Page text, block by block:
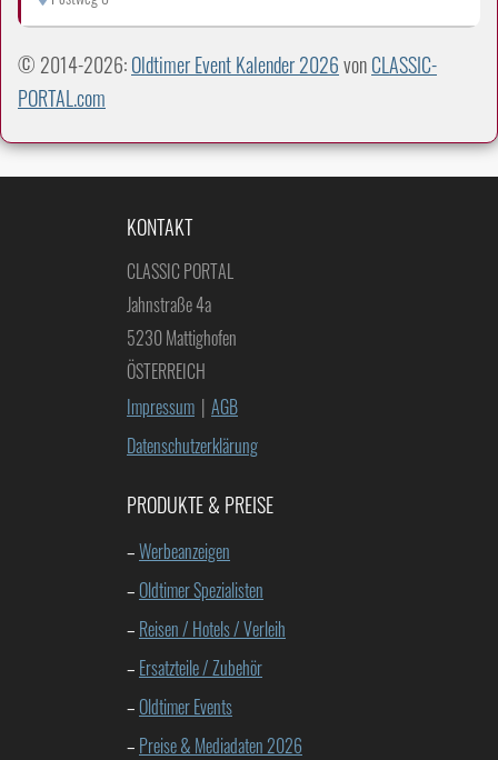
© 2014-2026:Oldtimer Event Kalender 2026vonCLASSIC-
PORTAL.com
KONTAKT
CLASSIC PORTAL
Jahnstraße 4a
5230 Mattighofen
ÖSTERREICH
Impressum | AGB
Datenschutzerklärung
PRODUKTE & PREISE
–Werbeanzeigen
– Oldtimer Spezialisten
– Reisen / Hotels / Verleih
– Ersatzteile / Zubehör
– Oldtimer Events
– Preise & Mediadaten 2026